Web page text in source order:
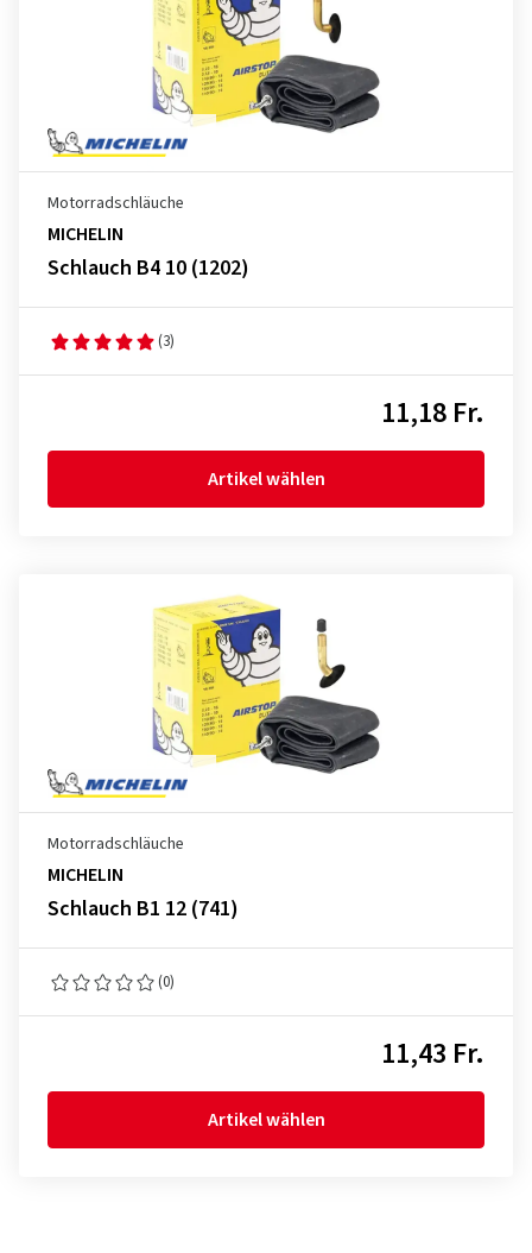
Motorradschläuche
MICHELIN
Schlauch B4 10 (1202)
(3)
11,18 Fr.
Artikel wählen
Motorradschläuche
MICHELIN
Schlauch B1 12 (741)
(0)
11,43 Fr.
Artikel wählen